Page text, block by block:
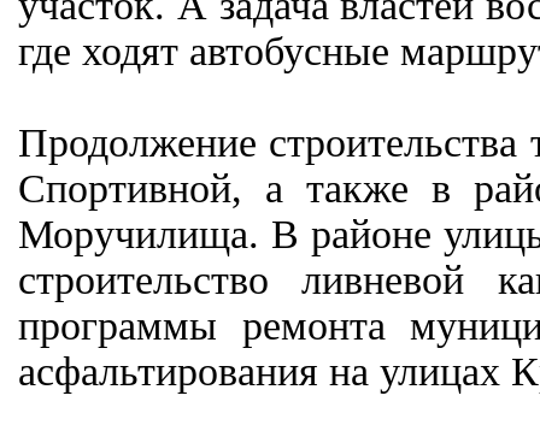
где ходят автобусные
Продолжение
Спортивной, а также в
Моручилища. В районе улицы
строительство ливневой
программы ремонта
асфальтирования на улицах